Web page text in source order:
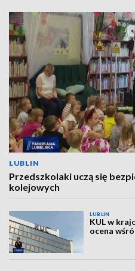
LUBLIN
Przedszkolaki uczą się
kolejowych
LUBLIN
KUL w
ocena